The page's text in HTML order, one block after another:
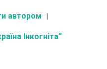
автором
Інкогніта”